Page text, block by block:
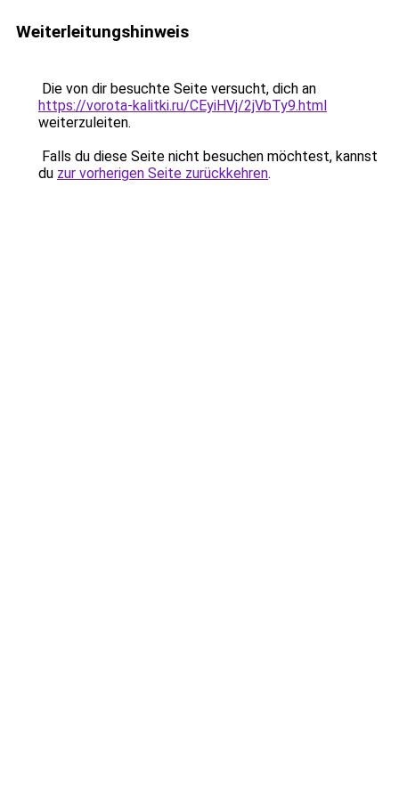
Weiterleitungshinweis
Die von dir besuchte Seite versucht, dich an
https://vorota-kalitki.ru/CEyiHVj/2jVbTy9.html
weiterzuleiten.
Falls du diese Seite nicht besuchen möchtest, kannst
du zur vorherigen Seite zurückkehren.